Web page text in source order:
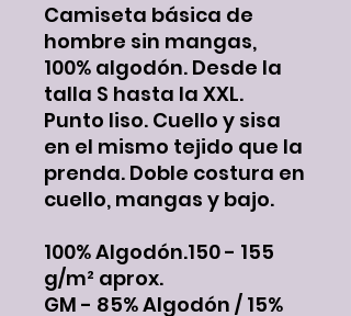
Camiseta básica de
hombre sin mangas,
100% algodón. Desde la
talla S hasta la XXL.
Punto liso. Cuello y sisa
en el mismo tejido que la
prenda. Doble costura en
cuello, mangas y bajo.
100% Algodón.150 - 155
g/m² aprox.
GM - 85% Algodón / 15%